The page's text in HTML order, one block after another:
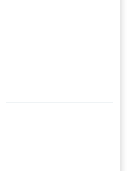
ca. 35 Minuten. An